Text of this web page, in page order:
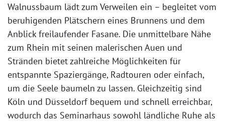
Walnussbaum lädt zum Verweilen ein – begleitet vom
beruhigenden Plätschern eines Brunnens und dem
Anblick freilaufender Fasane. Die unmittelbare Nähe
zum Rhein mit seinen malerischen Auen und
Stränden bietet zahlreiche Möglichkeiten für
entspannte Spaziergänge, Radtouren oder einfach,
um die Seele baumeln zu lassen. Gleichzeitig sind
Köln und Düsseldorf bequem und schnell erreichbar,
wodurch das Seminarhaus sowohl ländliche Ruhe als